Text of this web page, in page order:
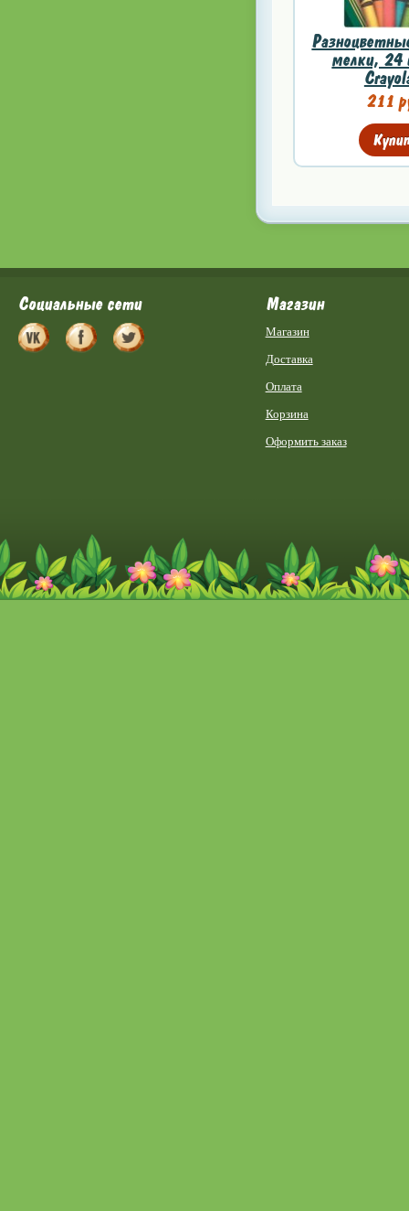
мелки, 24
211
Социальные сети Магазин
Магазин
Доставка
Оплата
Корзина
Оформить заказ